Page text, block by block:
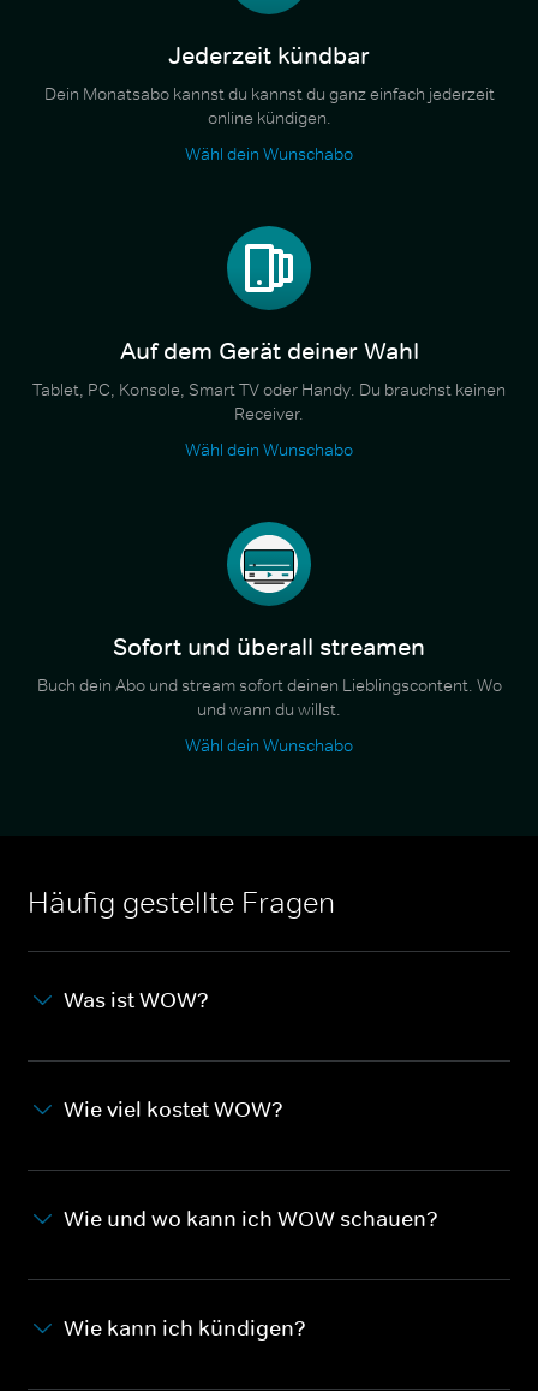
Jederzeit kündbar
Dein Monatsabo kannst du kannst du ganz einfach jederzeit
online kündigen.
Wähl dein Wunschabo
Auf dem Gerät deiner Wahl
Tablet, PC, Konsole, Smart TV oder Handy. Du brauchst keinen
Receiver.
Wähl dein Wunschabo
Sofort und überall streamen
Buch dein Abo und stream sofort deinen Lieblingscontent. Wo
und wann du willst.
Wähl dein Wunschabo
Häufig gestellte Fragen
Was ist WOW?
Wie viel kostet WOW?
Wie und wo kann ich WOW schauen?
Wie kann ich kündigen?